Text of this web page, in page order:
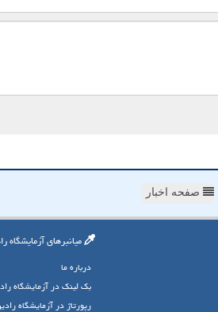
صفحه اخبار
میانبرهای آزمایشگاه
درباره ما
بک لینک در آزمایشگاه
رپورتاژ در آزمایشگاه